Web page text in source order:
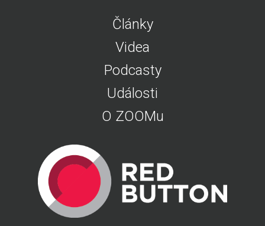
Články
Videa
Podcasty
Události
O ZOOMu